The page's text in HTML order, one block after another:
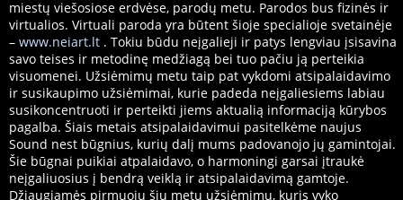
miestų viešosiose erdvėse, parodų metu. Parodos bus fizinės ir
virtualios. Virtuali paroda yra būtent šioje specialioje svetainėje
– www.neiart.lt . Tokiu būdu neįgalieji ir patys lengviau įsisavina
savo teises ir metodinę medžiagą bei tuo pačiu ją perteikia
visuomenei. Užsiėmimų metu taip pat vykdomi atsipalaidavimo
ir susikaupimo užsiėmimai, kurie padeda neįgaliesiems labiau
susikoncentruoti ir perteikti jiems aktualią informaciją kūrybos
pagalba. Šiais metais atsipalaidavimui pasitelkėme naujus
Sound nest būgnius, kurių dalį mums padovanojo jų gamintojai.
Šie būgnai puikiai atpalaidavo, o harmoningi garsai įtraukė
neįgaliuosius į bendrą veiklą ir atsipalaidavimą gamtoje.
Džiaugiamės pirmuoju šių metų užsiėmimu, kuris vyko